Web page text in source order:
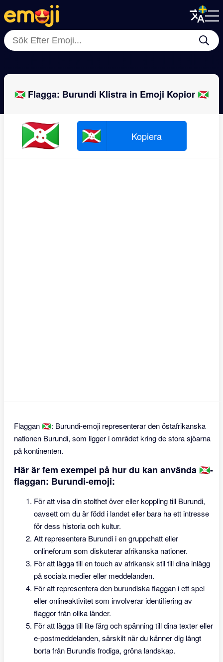
Menu
Close
Menu
Close
🇧🇮 Flagga: Burundi Klistra in Emoji Kopior 🇧🇮
🇧🇮 🇧🇮 Kopiera
Flaggan 🇧🇮: Burundi-emoji representerar den östafrikanska
nationen Burundi, som ligger i området kring de stora sjöarna
på kontinenten.
Här är fem exempel på hur du kan använda 🇧🇮-
flaggan: Burundi-emoji:
För att visa din stolthet över eller koppling till Burundi,
oavsett om du är född i landet eller bara ha ett intresse
för dess historia och kultur.
Att representera Burundi i en gruppchatt eller
onlineforum som diskuterar afrikanska nationer.
För att lägga till en touch av afrikansk stil till dina inlägg
på sociala medier eller meddelanden.
För att representera den burundiska flaggan i ett spel
eller onlineaktivitet som involverar identifiering av
flaggor från olika länder.
För att lägga till lite färg och spänning till dina texter eller
e-postmeddelanden, särskilt när du känner dig långt
borta från Burundis frodiga, gröna landskap.